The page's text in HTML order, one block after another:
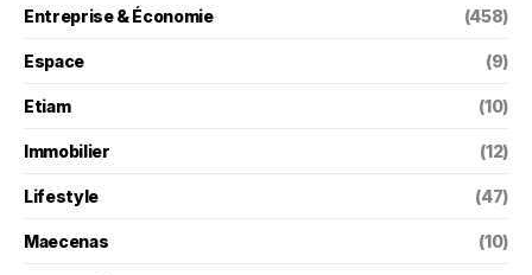
Entreprise & Économie (458)
Espace (9)
Etiam (10)
Immobilier (12)
Lifestyle (47)
Maecenas (10)